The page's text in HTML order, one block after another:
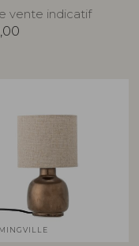
vente indicatif